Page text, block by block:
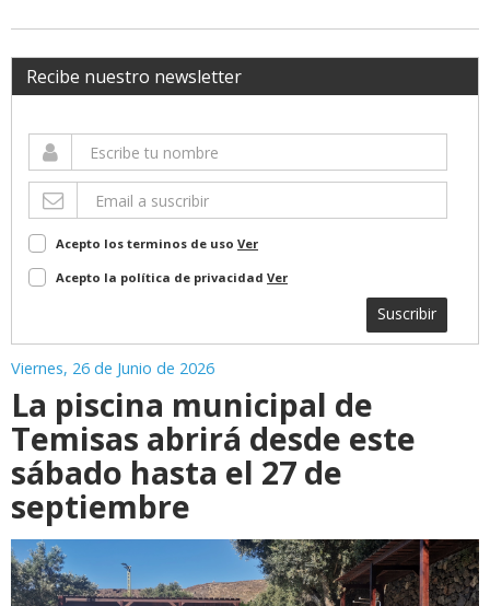
Recibe nuestro newsletter
Acepto los terminos de uso Ver
Acepto la política de privacidad Ver
Suscribir
Viernes, 26 de Junio de 2026
La piscina municipal de
Temisas abrirá desde este
sábado hasta el 27 de
septiembre